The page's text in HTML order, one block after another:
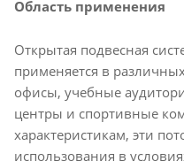
Область применения
Открытая подвесная
применяется в
офисы, учебные
центры и спортивные
характеристикам, эти
использования в